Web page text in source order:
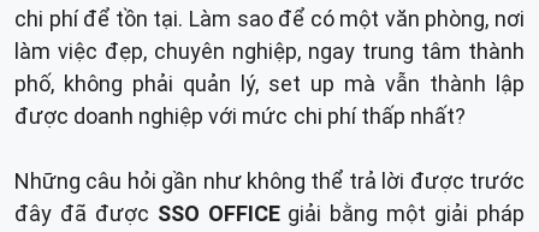
chi phí để tồn tại. Làm sao để có một văn phòng, nơi
làm việc đẹp, chuyên nghiệp, ngay trung tâm thành
phố, không phải quản lý, set up mà vẫn thành lập
được doanh nghiệp với mức chi phí thấp nhất?
Những câu hỏi gần như không thể trả lời được trước
đây đã được SSO OFFICEgiải bằng một giải pháp